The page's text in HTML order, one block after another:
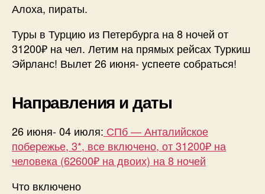
от
Алоха, пираты.
Туры в Турцию из Петербурга на 8 ночей от
31200₽ на чел. Летим на прямых рейсах Туркиш
Эйрланс! Вылет 26 июня- успеете собраться!
Направления и даты
26 июня- 04 июля: СПб — Анталийское
побережье, 3*, все включено, от 31200₽ на
человека (62600₽ на двоих) на 8 ночей
Что включено